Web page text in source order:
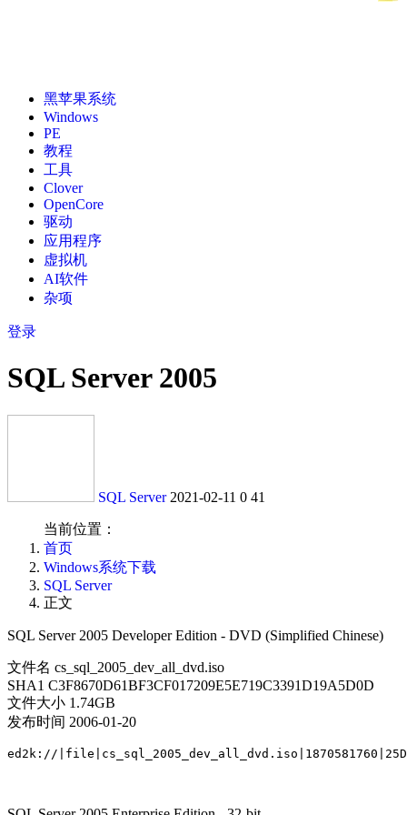
黑苹果系统
Windows
PE
教程
工具
Clover
OpenCore
驱动
应用程序
虚拟机
AI软件
杂项
登录
SQL Server 2005
SQL Server 2021-02-11 0 41
当前位置：
首页
Windows系统下载
SQL Server
正文
SQL Server 2005 Developer Edition - DVD (Simplified Chinese)
文件名 cs_sql_2005_dev_all_dvd.iso
SHA1 C3F8670D61BF3CF017209E5E719C3391D19A5D0D
文件大小 1.74GB
发布时间 2006-01-20